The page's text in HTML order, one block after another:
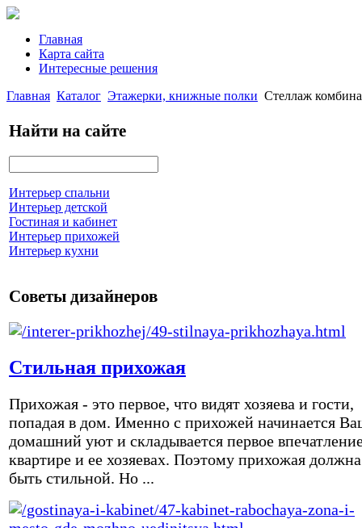
Главная
Карта сайта
Интересные решения
Главная Каталог Этажерки, книжные полки Стеллаж
Найти на сайте
Интерьер спальни
Интерьер детской
Гостиная и кабинет
Интерьер прихожей
Интерьер кухни
Советы дизайнеров
Стильная прихожая
Прихожая - это первое, что видят хозяева и гости,
попадая в дом. Именно с прихожей начинается
домашний уют и складывается первое
квартире и ее хозяевах. Поэтому прихожая должна
быть стильной. Но ...